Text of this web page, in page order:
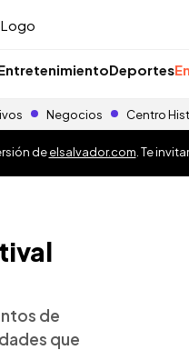
Deportes
Negocios Centro
deelsalvador.com . Te
de
que